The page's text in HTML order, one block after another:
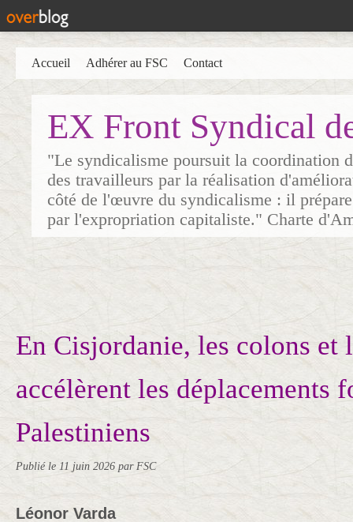
EX Front Syndical
"Le syndicalisme poursuit la coordination
des travailleurs par la réalisation
côté de l'œuvre du syndicalisme : il
par l'expropriation capitaliste." Charte
Accueil Adhérer au FSC Contact
En Cisjordanie, les colons et
accélèrent les déplacements
Palestiniens
Publié le 11 juin 2026 par FSC
Léonor Varda